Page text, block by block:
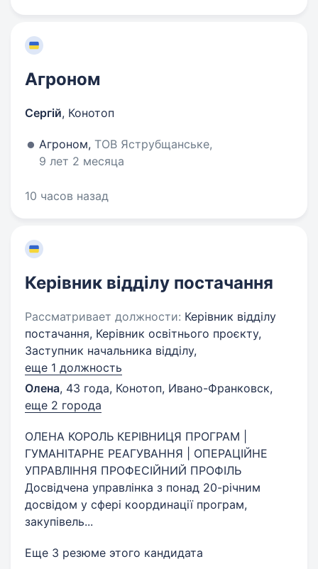
Агроном
Сергій, Конотоп
Агроном, ТОВ Яструбщанське,
9 лет 2 месяца
10 часов назад
Керівник відділу постачання
Рассматривает должности: Керівник відділу
постачання, Керівник освітнього проєкту,
Заступник начальника відділу,
еще 1 должность
Олена, 43 года, Конотоп, Ивано-Франковск,
еще 2 города
ОЛЕНА КОРОЛЬ КЕРІВНИЦЯ ПРОГРАМ |
ГУМАНІТАРНЕ РЕАГУВАННЯ | ОПЕРАЦІЙНЕ
УПРАВЛІННЯ ПРОФЕСІЙНИЙ ПРОФІЛЬ
Досвідчена управлінка з понад 20-річним
досвідом у сфері координації програм,
закупівель...
Еще 3 резюме этого кандидата